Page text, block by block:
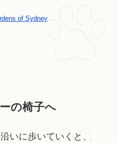
of Sydney
の椅子へ
いに歩いていくと、